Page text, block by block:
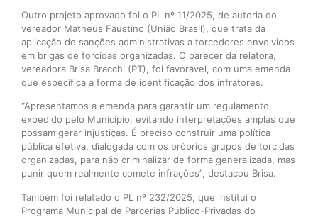
Outro projeto aprovado foi o PL nº 11/2025, de autoria do
vereador Matheus Faustino (União Brasil), que trata da
aplicação de sanções administrativas a torcedores envolvidos
em brigas de torcidas organizadas. O parecer da relatora,
vereadora Brisa Bracchi (PT), foi favorável, com uma emenda
que especifica a forma de identificação dos infratores.
“Apresentamos a emenda para garantir um regulamento
expedido pelo Município, evitando interpretações amplas que
possam gerar injustiças. É preciso construir uma política
pública efetiva, dialogada com os próprios grupos de torcidas
organizadas, para não criminalizar de forma generalizada, mas
punir quem realmente comete infrações”, destacou Brisa.
Também foi relatado o PL nº 232/2025, que institui o
Programa Municipal de Parcerias Público-Privadas do